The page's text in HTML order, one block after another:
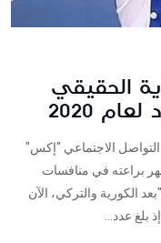
الحقيقي
2020
الاجتماعي "إكس"
براعته في منافسات
مرفوقة بتعليق "بعد الكورية والتركي، الآن
عدد...